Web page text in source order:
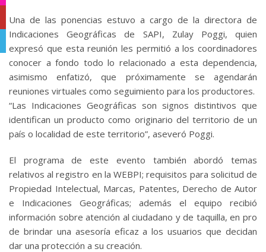
Una de las ponencias estuvo a cargo de la directora de
Indicaciones Geográficas de SAPI, Zulay Poggi, quien
expresó que esta reunión les permitió a los coordinadores
conocer a fondo todo lo relacionado a esta dependencia,
asimismo enfatizó, que próximamente se agendarán
reuniones virtuales como seguimiento para los productores.
“Las Indicaciones Geográficas son signos distintivos que
identifican un producto como originario del territorio de un
país o localidad de este territorio”, aseveró Poggi.
El programa de este evento también abordó temas
relativos al registro en la WEBPI; requisitos para solicitud de
Propiedad Intelectual, Marcas, Patentes, Derecho de Autor
e Indicaciones Geográficas; además el equipo recibió
información sobre atención al ciudadano y de taquilla, en pro
de brindar una asesoría eficaz a los usuarios que decidan
dar una protección a su creación.
YouTube
Telegram